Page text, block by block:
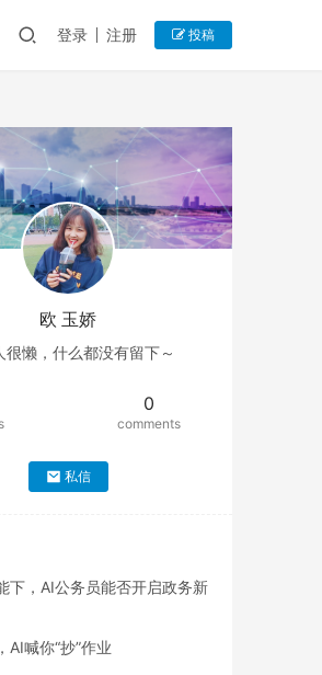
登录 注册 投稿
欧 玉娇
很懒，什么都没有留下～
0
comments
私信
下，AI公务员能否开启政务新
AI喊你“抄”作业